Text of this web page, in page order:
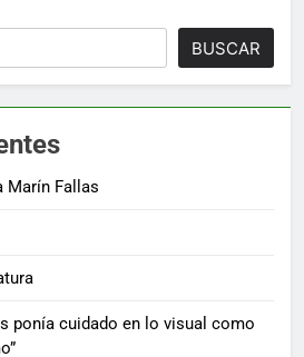
BUSCAR
Marín Fallas
ponía cuidado en lo visual como